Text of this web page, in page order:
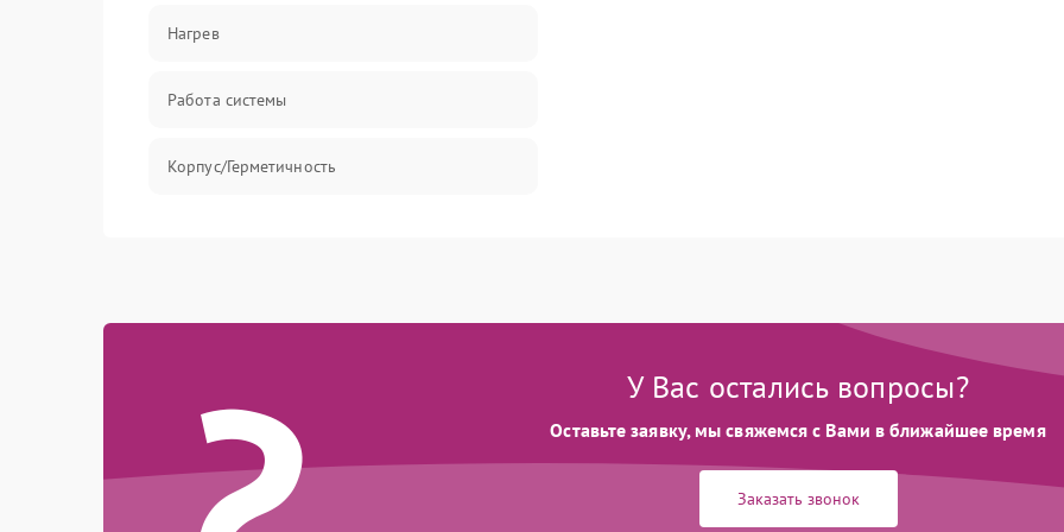
Нагрев
Работа системы
Корпус/Герметичность
У Вас остались вопросы?
Оставьте заявку, мы свяжемся с Вами в ближайшее время
Заказать звонок